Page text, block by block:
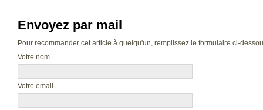
Envoyez par mail
Pour recommander cet article à quelqu'un, remplissez le formulaire ci-
Votre nom
Votre email